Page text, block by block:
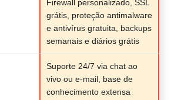
Firewall personalizado, SSL
grátis, proteção antimalware
e antivírus gratuita, backups
semanais e diários grátis
Suporte 24/7 via chat ao
vivo ou e-mail, base de
conhecimento extensa